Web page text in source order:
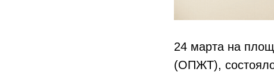
24 марта на
(ОПЖТ),